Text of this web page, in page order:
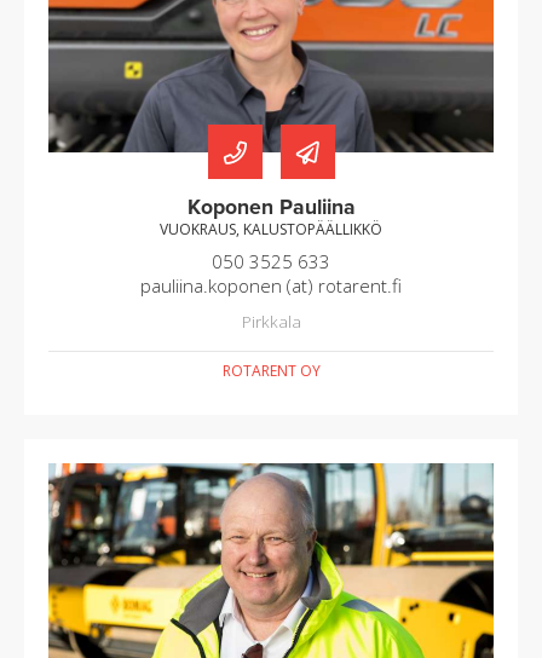
Koponen Pauliina
VUOKRAUS, KALUSTOPÄÄLLIKKÖ
050 3525 633
pauliina.koponen (at) rotarent.fi
Pirkkala
ROTARENT OY